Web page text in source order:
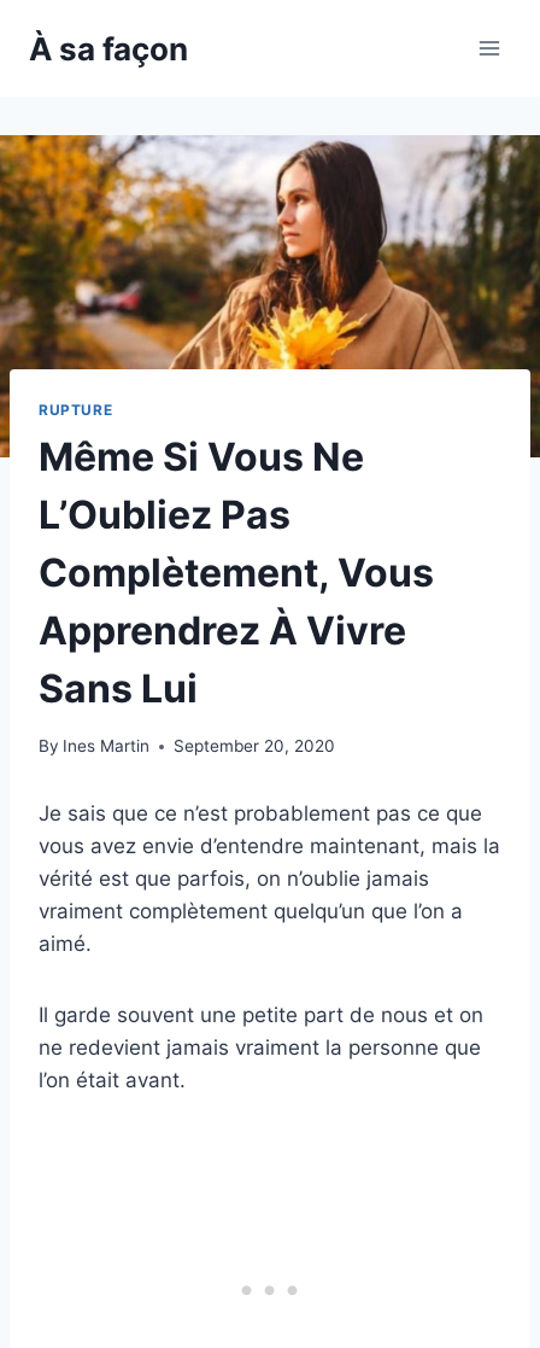
À sa façon
RUPTURE
Même Si Vous Ne
L’Oubliez Pas
Complètement, Vous
Apprendrez À Vivre
Sans Lui
By Ines Martin September 20, 2020
Je sais que ce n’est probablement pas ce que
vous avez envie d’entendre maintenant, mais la
vérité est que parfois, on n’oublie jamais
vraiment complètement quelqu’un que l’on a
aimé.
Il garde souvent une petite part de nous et on
ne redevient jamais vraiment la personne que
l’on était avant.